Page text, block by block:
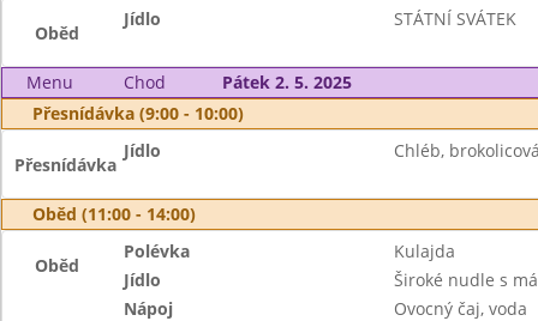
Oběd
Jídlo STÁTNÍ SVÁTEK
Menu Chod
Pátek 2. 5. 2025
Přesnídávka (9:00 - 10:00)
Přesnídávka
Jídlo Chléb,
Oběd (11:00 - 14:00)
Oběd
Polévka
Kulajda
Jídlo
Široké nudle s
Nápoj
Ovocný čaj, voda